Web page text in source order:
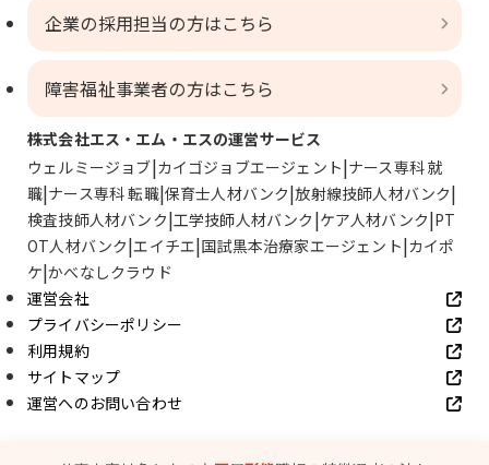
企業の採用担当の方はこちら
障害福祉事業者の方はこちら
株式会社エス・エム・エスの運営サービス
ウェルミージョブ カイゴジョブエージェント ナース専科 就
職 ナース専科 転職 保育士人材バンク 放射線技師人材バンク
検査技師人材バンク 工学技師人材バンク ケア人材バンク PT
OT人材バンク エイチエ 国試黒本治療家エージェント カイポ
ケ かべなしクラウド
運営会社
プライバシーポリシー
利用規約
サイトマップ
運営へのお問い合わせ